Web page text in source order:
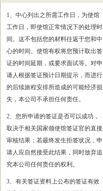
1、中心列出之所需工作日，为使馆
工作日，即使馆正常情况下的处理时
间。这不包括您的材料往返于您和中
心的时间。使馆有权将您预计取出签
证的时间延期，或要求面试等。对申
请人根据签证预计日期提示，而进行
的后续旅程安排所造成的可能经济损
失，本公司不承担任何责任。
2、您所申请的签证是否可以成功，
取决于相关国家领使馆签证官的直接
审核结果；若最终发生拒签状况，申
请人应自然接受此结果，同时放弃追
究本公司任何责任的权利。
3、有关签证资料上公布的签证有效